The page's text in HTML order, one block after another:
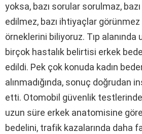
yoksa, bazı sorular sorulmaz,
edilmez, bazı ihtiyaçlar görünmez
örneklerini biliyoruz. Tıp alanında
birçok hastalık belirtisi erkek
edildi. Pek çok konuda kadın
alınmadığında, sonuç doğrudan
etti. Otomobil güvenlik
uzun süre erkek anatomisine göre
bedelini, trafik kazalarında daha